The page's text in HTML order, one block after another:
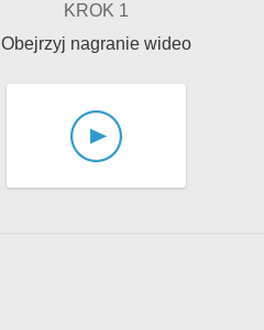
KROK 1
Obejrzyj nagranie wideo